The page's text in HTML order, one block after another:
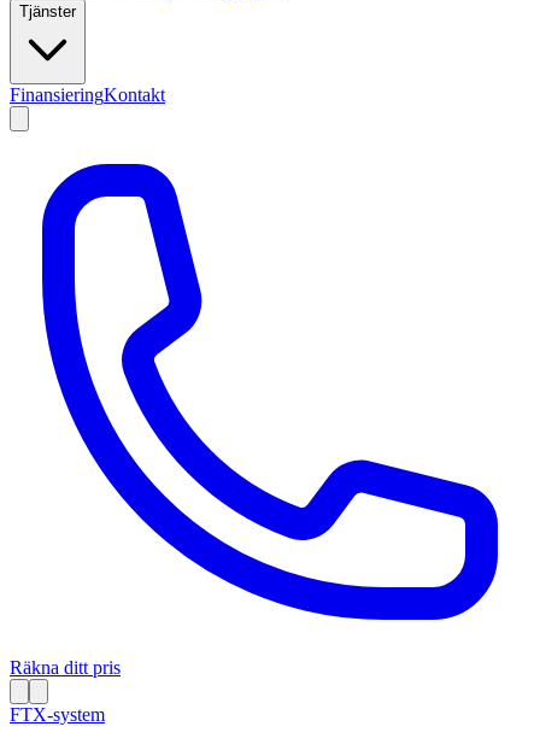
Tjänster
FinansieringKontakt
Räkna ditt pris
FTX-system